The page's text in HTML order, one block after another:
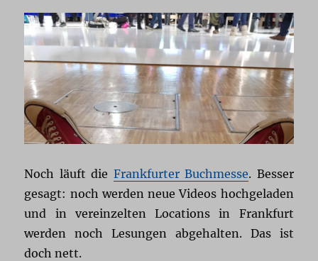
Noch läuft die Frankfurter Buchmesse. Besser
gesagt: noch werden neue Videos hochgeladen
und in vereinzelten Locations in Frankfurt
werden noch Lesungen abgehalten. Das ist
doch nett.